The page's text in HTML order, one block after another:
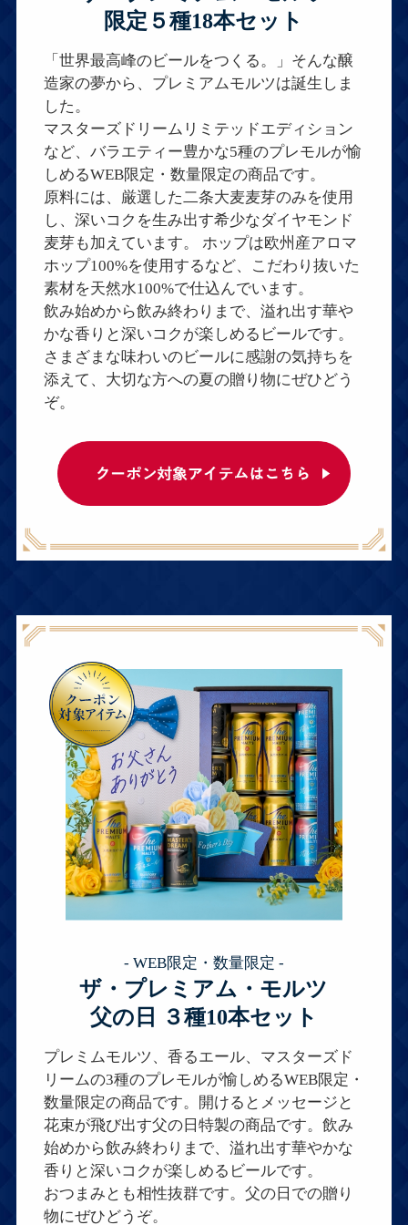
限定５種18本セット
「世界最高峰のビールをつくる。」そんな醸
造家の夢から、プレミアムモルツは誕生しま
した。
マスターズドリームリミテッドエディション
など、バラエティー豊かな5種のプレモルが愉
しめるWEB限定・数量限定の商品です。
原料には、厳選した二条大麦麦芽のみを使用
し、深いコクを生み出す希少なダイヤモンド
麦芽も加えています。 ホップは欧州産アロマ
ホップ100%を使用するなど、こだわり抜いた
素材を天然水100%で仕込んでいます。
飲み始めから飲み終わりまで、溢れ出す華や
かな香りと深いコクが楽しめるビールです。
さまざまな味わいのビールに感謝の気持ちを
添えて、大切な方への夏の贈り物にぜひどう
ぞ。
- WEB限定・数量限定 -
ザ・プレミアム・モルツ
父の日 ３種10本セット
プレミムモルツ、香るエール、マスターズド
リームの3種のプレモルが愉しめるWEB限定・
数量限定の商品です。開けるとメッセージと
花束が飛び出す父の日特製の商品です。飲み
始めから飲み終わりまで、溢れ出す華やかな
香りと深いコクが楽しめるビールです。
おつまみとも相性抜群です。父の日での贈り
物にぜひどうぞ。